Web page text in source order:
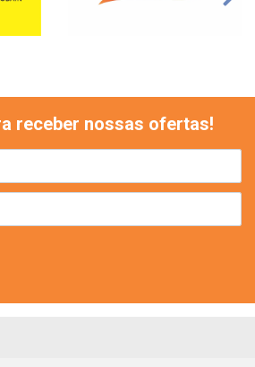
receber nossas ofertas!